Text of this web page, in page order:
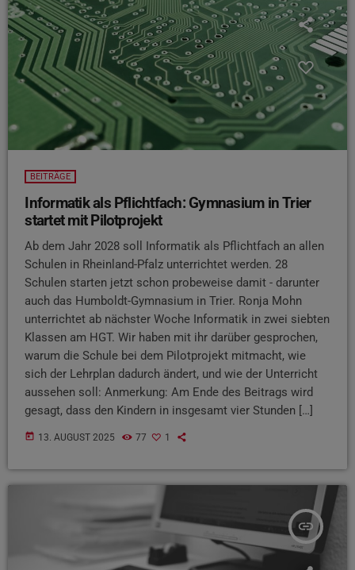
BEITRÄGE
Informatik als Pflichtfach: Gymnasium in Trier
startet mit Pilotprojekt
Ab dem Jahr 2028 soll Informatik als Pflichtfach an allen
Schulen in Rheinland-Pfalz unterrichtet werden. 28
Schulen starten jetzt schon probeweise damit - darunter
auch das Humboldt-Gymnasium in Trier. Ronja Mohn
unterrichtet ab nächster Woche Informatik in zwei siebten
Klassen am HGT. Wir haben mit ihr darüber gesprochen,
warum die Schule bei dem Pilotprojekt mitmacht, wie
sich der Lehrplan dadurch ändert, und wie der Unterricht
aussehen soll: Anmerkung: Am Ende des Beitrags wird
gesagt, dass den Kindern in insgesamt vier Stunden […]
today 13. AUGUST 2025 77 1
insert_link